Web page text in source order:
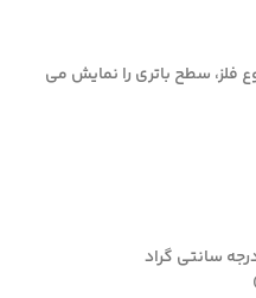
سطح باتری را نمایش می